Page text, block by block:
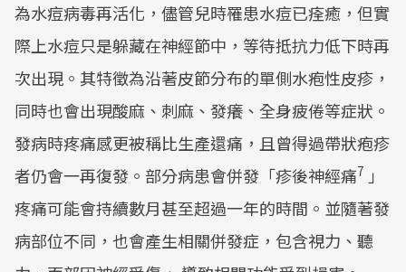
為水痘病毒再活化，儘管兒時罹患水痘已痊癒，但實
際上水痘只是躲藏在神經節中，等待抵抗力低下時再
次出現。其特徵為沿著皮節分布的單側水疱性皮疹，
同時也會出現酸麻、刺麻、發癢、全身疲倦等症狀。
發病時疼痛感更被稱比生產還痛，且曾得過帶狀疱疹
者仍會一再復發。部分病患會併發「疹後神經痛7 」
疼痛可能會持續數月甚至超過一年的時間。並隨著發
病部位不同，也會產生相關併發症，包含視力、聽